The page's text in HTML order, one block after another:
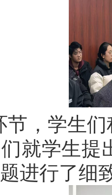
节，学生
就学生提
进行了细